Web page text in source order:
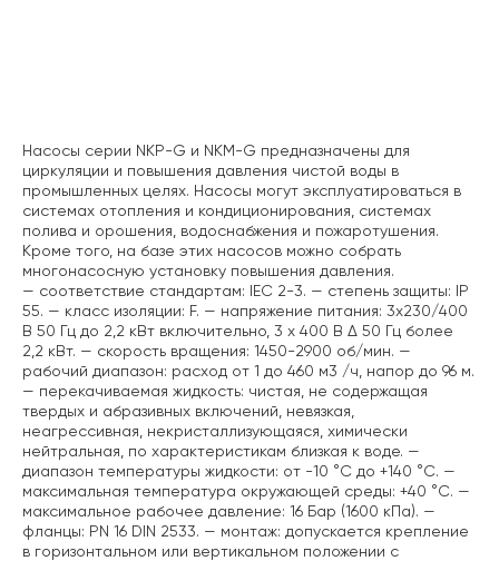
Насосы серии NKP-G и NKM-G предназначены для
циркуляции и повышения давления чистой воды в
промышленных целях. Насосы могут эксплуатироваться в
системах отопления и кондиционирования, системах
полива и орошения, водоснабжения и пожаротушения.
Кроме того, на базе этих насосов можно собрать
многонасосную установку повышения давления.
— соответствие стандартам: IEC 2-3. — степень защиты: IP
55. — класс изоляции: F. — напряжение питания: 3х230/400
В 50 Гц до 2,2 кВт включительно, 3 х 400 В Δ 50 Гц более
2,2 кВт. — скорость вращения: 1450-2900 об/мин. —
рабочий диапазон: расход от 1 до 460 м3 /ч, напор до 96 м.
— перекачиваемая жидкость: чистая, не содержащая
твердых и абразивных включений, невязкая,
неагрессивная, некристаллизующаяся, химически
нейтральная, по характеристикам близкая к воде. —
диапазон температуры жидкости: от -10 °C до +140 °C. —
максимальная температура окружающей среды: +40 °C. —
максимальное рабочее давление: 16 Бар (1600 кПа). —
фланцы: PN 16 DIN 2533. — монтаж: допускается крепление
в горизонтальном или вертикальном положении с